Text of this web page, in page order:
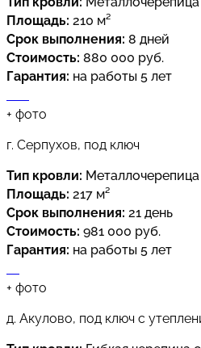
Площадь: 210 м²
Срок выполнения: 8 дней
Стоимость: 880 000 руб.
Гарантия: на работы 5 лет
+ фото
г. Серпухов, под ключ
Тип кровли: Металлочерепица
Площадь: 217 м²
Срок выполнения: 21 день
Стоимость: 981 000 руб.
Гарантия: на работы 5 лет
+ фото
д. Акулово, под ключ с